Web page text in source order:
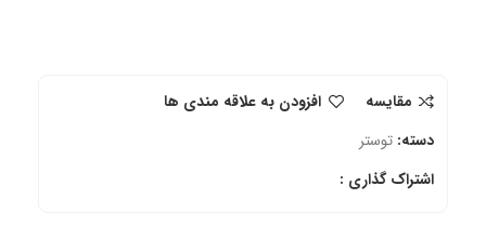
مقایسه
افزودن به علاقه مندی ها
دسته: توستر
اشتراک گذاری :